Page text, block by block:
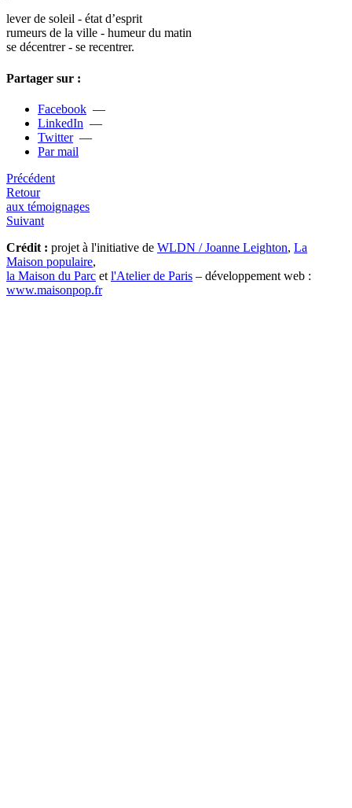
lever de soleil - état d’esprit
rumeurs de la ville - humeur du matin
se décen­trer - se recen­trer.
Partager sur :
Facebook —
LinkedIn —
Twitter—
Par mail
Précédent
Retour
aux témoignages
Suivant
Crédit : projet à l'initiative de WLDN / Joanne Leighton, La
Maison populaire,
la Maison du Parc et l'Atelier de Paris – développement web :
www.maisonpop.fr